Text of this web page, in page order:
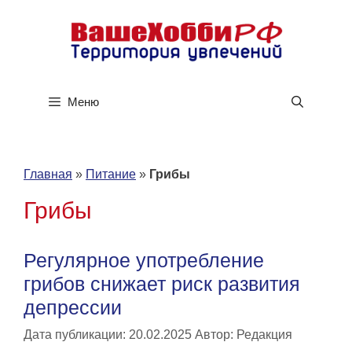
содержимому
Меню
Главная » Питание » Грибы
Грибы
Регулярное употребление
грибов снижает риск развития
депрессии
Дата публикации: 20.02.2025 Автор: Редакция